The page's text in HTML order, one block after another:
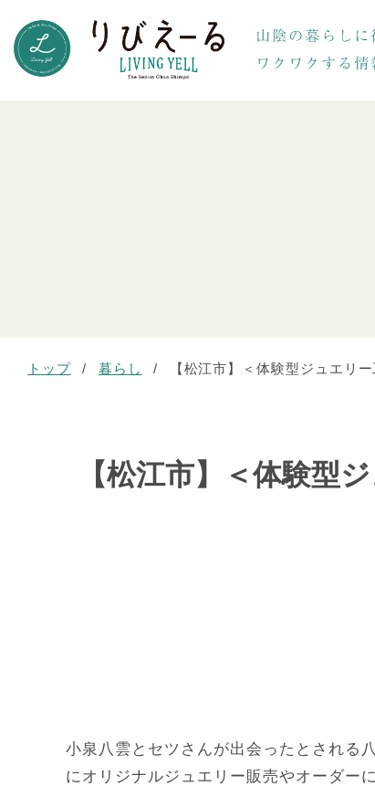
トップ / 暮らし / 【松江市】＜体験型ジュエリ
【松江市】＜体験型
小泉八雲とセツさんが出会ったとされる
にオリジナルジュエリー販売やオーダー